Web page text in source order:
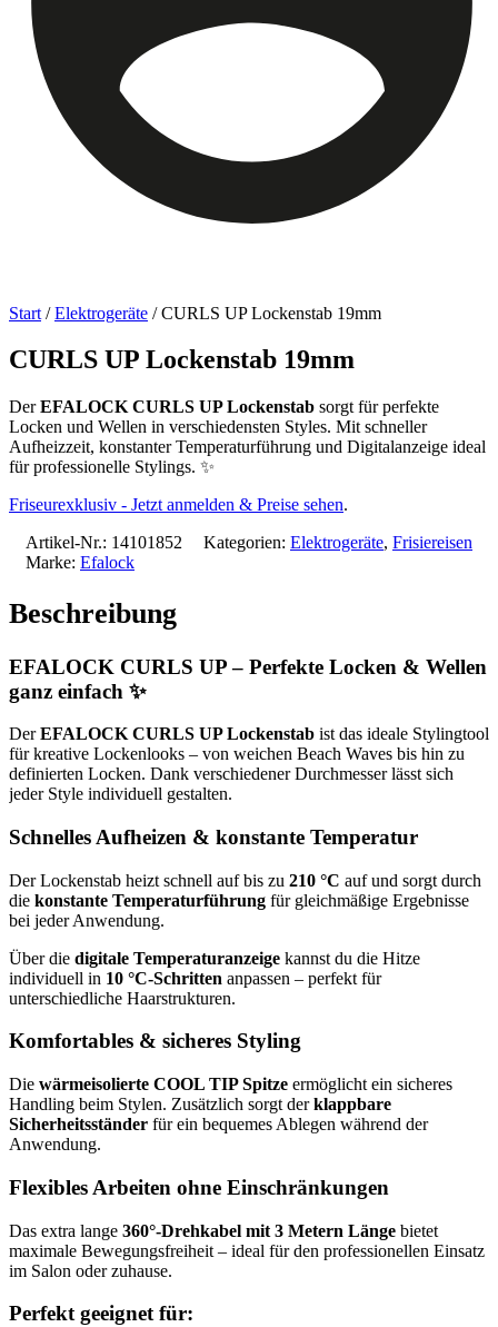
Start /Elektrogeräte / CURLS UP Lockenstab 19mm
CURLS UP Lockenstab 19mm
DerEFALOCK CURLS UP Lockenstab sorgt für perfekte
Locken und Wellen in verschiedensten Styles. Mit schneller
Aufheizzeit, konstanter Temperaturführung und Digitalanzeige ideal
für professionelle Stylings. ✨
Friseurexklusiv - Jetzt anmelden & Preise sehen.
Artikel-Nr.: 14101852 Kategorien: Elektrogeräte, Frisiereisen
Marke: Efalock
Beschreibung
EFALOCK CURLS UP – Perfekte Locken & Wellen
ganz einfach ✨
DerEFALOCK CURLS UP Lockenstab ist das ideale Stylingtool
für kreative Lockenlooks – von weichen Beach Waves bis hin zu
definierten Locken. Dank verschiedener Durchmesser lässt sich
jeder Style individuell gestalten.
Schnelles Aufheizen & konstante Temperatur
Der Lockenstab heizt schnell auf bis zu 210 °C auf und sorgt durch
die konstante Temperaturführung für gleichmäßige Ergebnisse
bei jeder Anwendung.
Über die digitale Temperaturanzeige kannst du die Hitze
individuell in 10 °C-Schritten anpassen – perfekt für
unterschiedliche Haarstrukturen.
Komfortables & sicheres Styling
Die wärmeisolierte COOL TIP Spitze ermöglicht ein sicheres
Handling beim Stylen. Zusätzlich sorgt derklappbare
Sicherheitsständer für ein bequemes Ablegen während der
Anwendung.
Flexibles Arbeiten ohne Einschränkungen
Das extra lange 360°-Drehkabel mit 3 Metern Länge bietet
maximale Bewegungsfreiheit – ideal für den professionellen Einsatz
im Salon oder zuhause.
Perfekt geeignet für: